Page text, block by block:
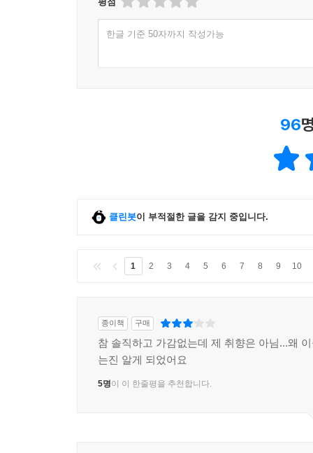
한글 기준 50자까지 작성가능
96
클린봇이 부적절한 글을 감지 중입니다.
1 2 3 4 5 6 7 8 9 10
종이책 구매
참 솔직하고 가감없는데 제 취향은 아님...왜
는진 알게 되었어요
5명이 이 한줄평을 추천합니다.